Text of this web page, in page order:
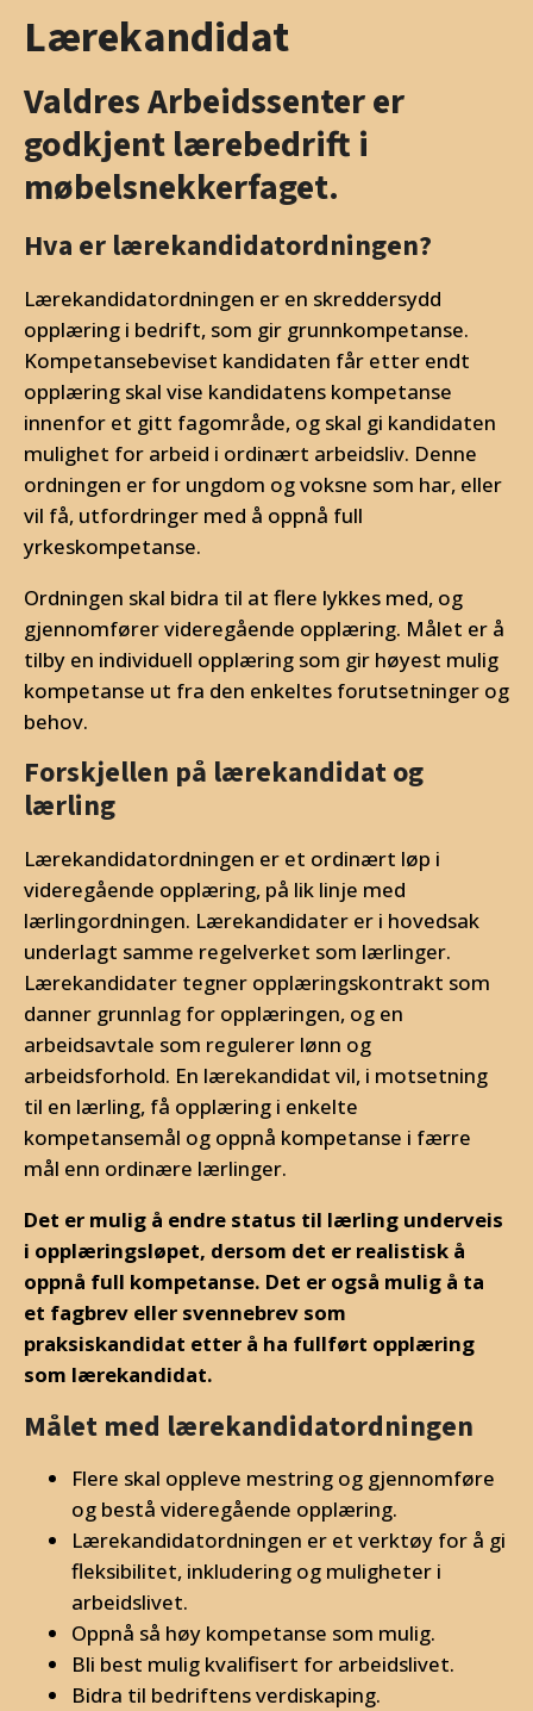
Lærekandidat
Valdres Arbeidssenter er
godkjent lærebedrift i
møbelsnekkerfaget.
Hva er lærekandidatordningen?
Lærekandidatordningen er en skreddersydd
opplæring i bedrift, som gir grunnkompetanse.
Kompetansebeviset kandidaten får etter endt
opplæring skal vise kandidatens kompetanse
innenfor et gitt fagområde, og skal gi kandidaten
mulighet for arbeid i ordinært arbeidsliv. Denne
ordningen er for ungdom og voksne som har, eller
vil få, utfordringer med å oppnå full
yrkeskompetanse.
Ordningen skal bidra til at flere lykkes med, og
gjennomfører videregående opplæring. Målet er å
tilby en individuell opplæring som gir høyest mulig
kompetanse ut fra den enkeltes forutsetninger og
behov.
Forskjellen på lærekandidat og
lærling
Lærekandidatordningen er et ordinært løp i
videregående opplæring, på lik linje med
lærlingordningen. Lærekandidater er i hovedsak
underlagt samme regelverket som lærlinger.
Lærekandidater tegner opplæringskontrakt som
danner grunnlag for opplæringen, og en
arbeidsavtale som regulerer lønn og
arbeidsforhold. En lærekandidat vil, i motsetning
til en lærling, få opplæring i enkelte
kompetansemål og oppnå kompetanse i færre
mål enn ordinære lærlinger.
Det er mulig å endre status til lærling underveis
i opplæringsløpet, dersom det er realistisk å
oppnå full kompetanse. Det er også mulig å ta
et fagbrev eller svennebrev som
praksiskandidat etter å ha fullført opplæring
som lærekandidat.
Målet med lærekandidatordningen
Flere skal oppleve mestring og gjennomføre
og bestå videregående opplæring.
Lærekandidatordningen er et verktøy for å gi
fleksibilitet, inkludering og muligheter i
arbeidslivet.
Oppnå så høy kompetanse som mulig.
Bli best mulig kvalifisert for arbeidslivet.
Bidra til bedriftens verdiskaping.